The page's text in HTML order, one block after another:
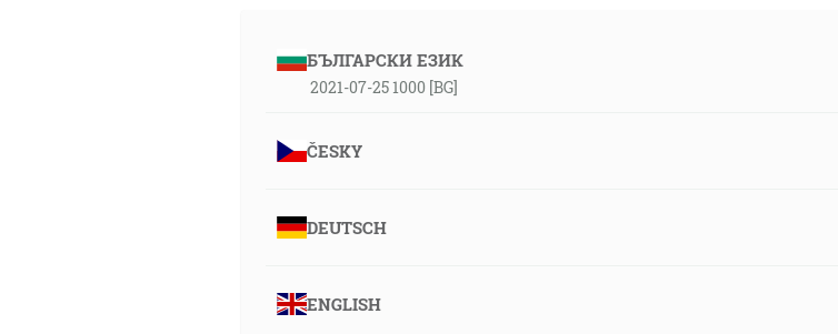
БЪЛГАРСКИ ЕЗИК
2021-07-25 1000 [BG]
ČESKY
DEUTSCH
ENGLISH